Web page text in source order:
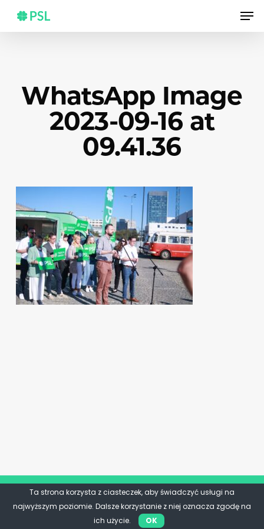
main
WhatsApp Image
2023-09-16 at
09.41.36
Ta strona korzysta z ciasteczek, aby świadczyć usługi na
najwyższym poziomie. Dalsze korzystanie z niej oznacza zgodę na
ich użycie.
OK